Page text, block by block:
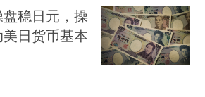
稳日元，操
日货币基本